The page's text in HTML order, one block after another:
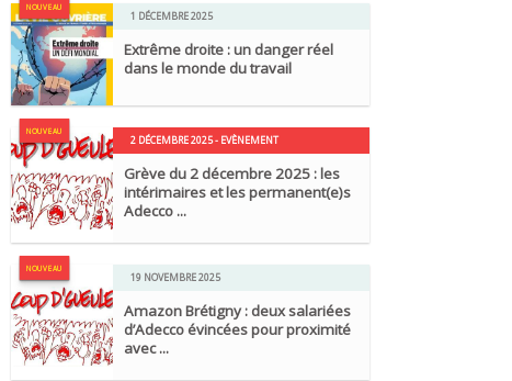
NOUVEAU
1 DÉCEMBRE 2025
Extrême droite : un danger réel
dans le monde du travail
NOUVEAU
2 DÉCEMBRE 2025 - EVÈNEMENT
Grève du 2 décembre 2025 : les
intérimaires et les permanent(e)s
Adecco ...
NOUVEAU
19 NOVEMBRE 2025
Amazon Brétigny : deux salariées
d’Adecco évincées pour proximité
avec ...